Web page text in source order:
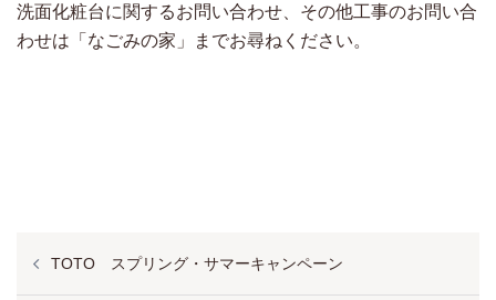
洗面化粧台に関するお問い合わせ、その他工事のお問い合
わせは「なごみの家」までお尋ねください。
TOTO スプリング・サマーキャンペーン